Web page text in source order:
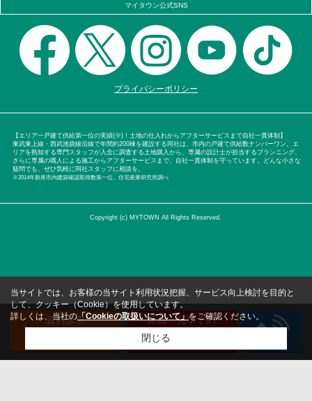
マイタウン公式SNS
プライバシーポリシー
【エリア一戸建て供給第一位の実績(※)！土地の仕入れからアフターサービスまで自社一貫体制】
東武東上線・西武池袋線沿線で年間約200棟を建設する同社は、市内の戸建て供給数ナンバーワン。エ
リアを熟知する専門スタッフが入念に調査する土地購入から、専属の設計士が担当するプランニング、
さらに専属の職人による施工からアフターサービスまで、自社一貫体制を守っています。どんな小さな
疑問でも、ぜひ気軽に同社スタッフに相談を。
※2014年新座市内建築確認取得数第一位。住宅産業研究所調べ
Copyright (c) MYTOWN All Rights Reserved.
資料請求
来店・見学予約
（無料）
当サイトでは、お客様の当サイト利用状況把握、サービス向上検討を目的と
して、クッキー（Cookie）を使用しています。
詳しくは、当社の「Cookieの取扱いについて」をご確認ください。
閉じる